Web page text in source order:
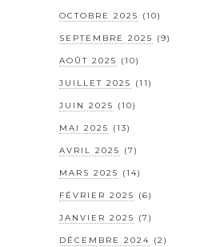
OCTOBRE 2025 (10)
SEPTEMBRE 2025 (9)
AOÛT 2025 (10)
JUILLET 2025 (11)
JUIN 2025 (10)
MAI 2025 (13)
AVRIL 2025 (7)
MARS 2025 (14)
FÉVRIER 2025 (6)
JANVIER 2025 (7)
DÉCEMBRE 2024 (2)